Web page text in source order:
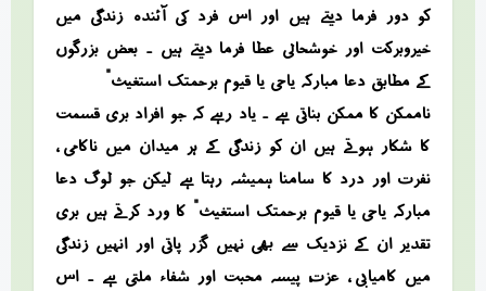
کو دور فرما دیتے ہیں اور اس فرد کی آئندہ زندگی میں
خیروبرکت اور خوشحالی عطا فرما دیتے ہیں ۔ بعض بزرگوں
کے مطابق دعا مبارکہ “یاحی یا قیوم برحمتک استغیث”
ناممکن کا ممکن بناتی ہے ۔ یاد رہے کہ جو افراد بری قسمت
کا شکار ہوتے ہیں ان کو زندگی کے ہر میدان میں ناکامی ،
نفرت اور درد کا سامنا ہمیشہ رہتا ہے لیکن جو لوگ دعا
مبارکہ “یاحی یا قیوم برحمتک استغیث” کا ورد کرتے ہیں بری
تقدیر ان کے نزدیک سے بھی نہیں گزر پاتی اور انہیں زندگی
میں کامیابی ، عزت، پیسہ محبت اور شفاء ملتی ہے ۔ اس